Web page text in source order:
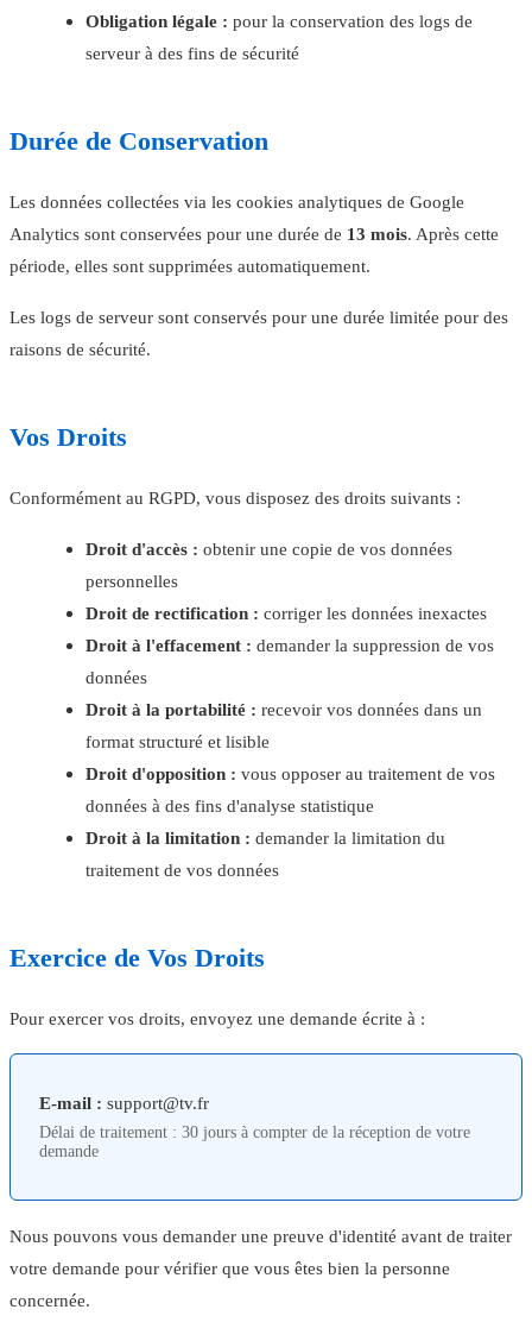
Obligation légale : pour la conservation des logs de
serveur à des fins de sécurité
Durée de Conservation
Les données collectées via les cookies analytiques de Google
Analytics sont conservées pour une durée de 13 mois. Après cette
période, elles sont supprimées automatiquement.
Les logs de serveur sont conservés pour une durée limitée pour des
raisons de sécurité.
Vos Droits
Conformément au RGPD, vous disposez des droits suivants :
Droit d'accès : obtenir une copie de vos données
personnelles
Droit de rectification : corriger les données inexactes
Droit à l'effacement : demander la suppression de vos
données
Droit à la portabilité : recevoir vos données dans un
format structuré et lisible
Droit d'opposition : vous opposer au traitement de vos
données à des fins d'analyse statistique
Droit à la limitation : demander la limitation du
traitement de vos données
Exercice de Vos Droits
Pour exercer vos droits, envoyez une demande écrite à :
E-mail : support@tv.fr
Délai de traitement : 30 jours à compter de la réception de votre
demande
Nous pouvons vous demander une preuve d'identité avant de traiter
votre demande pour vérifier que vous êtes bien la personne
concernée.